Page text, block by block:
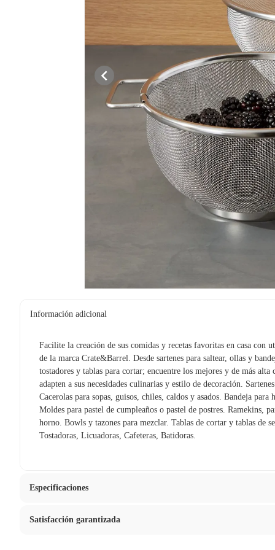
Información adicional
Facilite la creación de sus comidas y recetas favoritas en casa con
de la marca Crate&Barrel. Desde sartenes para saltear, ollas y
tostadores y tablas para cortar; encuentre los mejores y de más
adapten a sus necesidades culinarias y estilo de decoración.
Cacerolas para sopas, guisos, chiles, caldos y asados. Bandeja
Moldes para pastel de cumpleaños o pastel de postres. Ramekins,
horno. Bowls y tazones para mezclar. Tablas de cortar y tablas de
Tostadoras, Licuadoras, Cafeteras, Batidoras.
Especificaciones
Condicion del producto
Satisfacción garantizada